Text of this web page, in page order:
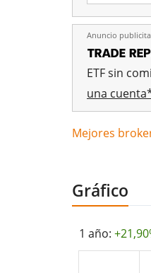
Anuncio
ETF sin
una
Mejores
Gráfico
1 año: